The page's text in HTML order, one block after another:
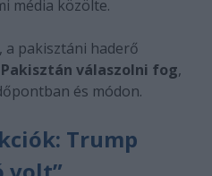
média közölte.
a pakisztáni haderő
Pakisztán válaszolni fog,
és módon.
Trump